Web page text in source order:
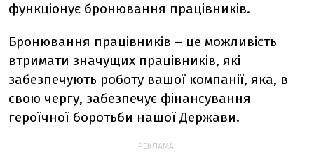
функціонує бронювання працівників.
Бронювання працівників – це можливість
втримати значущих працівників, які
забезпечують роботу вашої компанії, яка, в
свою чергу, забезпечує фінансування
героїчної боротьби нашої Держави.
РЕКЛАМА: